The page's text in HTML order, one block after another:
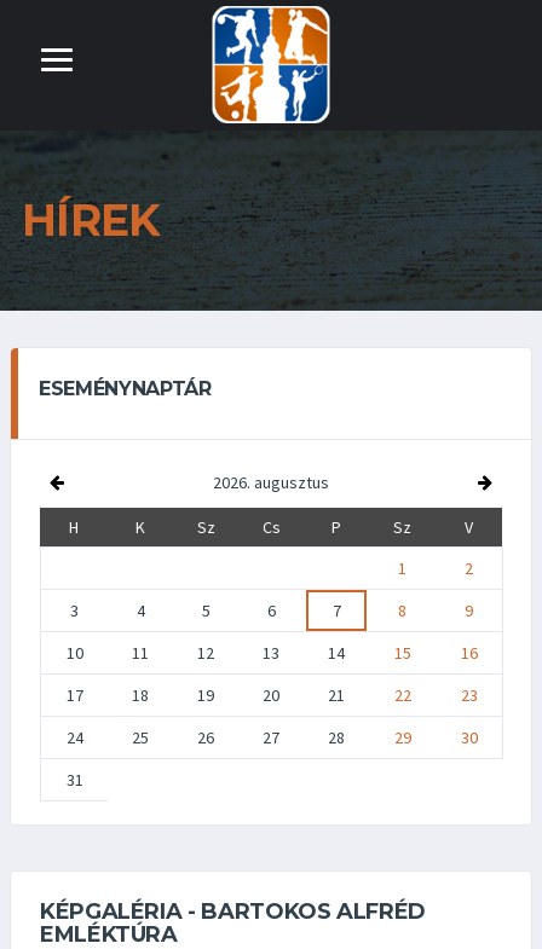
HÍREK
ESEMÉNYNAPTÁR
2026. augusztus
H K Sz Cs P Sz
V
1
2
3
4 5 6 7 8
9
10
11 12 13 14 15
16
17
18 19 20 21 22
23
24
25 26 27 28 29
30
31
KÉPGALÉRIA - BARTOKOS ALFRÉD
EMLÉKTÚRA